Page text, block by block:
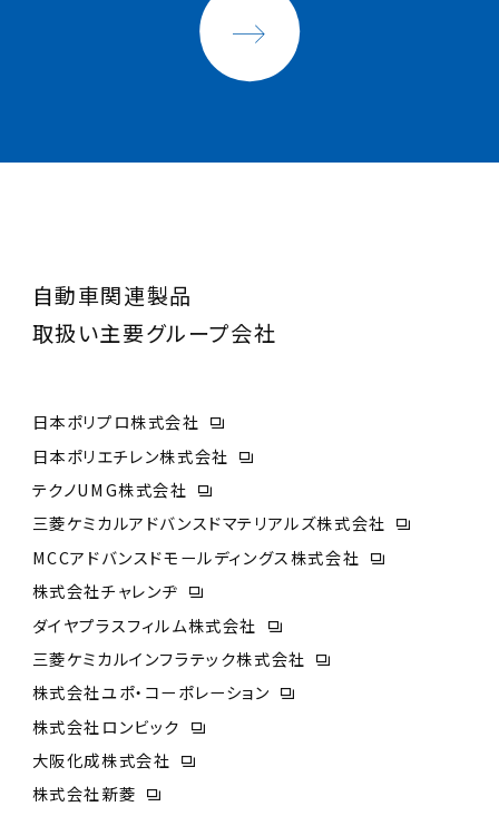
自動車関連製品
取扱い主要グループ会社
日本ポリプロ株式会社
MCCアドバンスドモールディングス株式会社
三菱ケミカルアドバンスドマテリアルズ株式会社
株式会社チャレンヂ
ダイヤプラスフィルム株式会社
三菱ケミカルインフラテック株式会社
株式会社ユポ・コーポレーション
株式会社ロンビック
大阪化成株式会社
株式会社新菱
テクノUMG株式会社
日本ポリエチレン株式会社